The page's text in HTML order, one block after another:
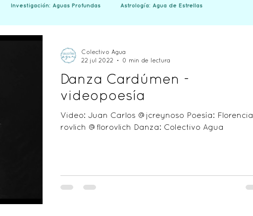
Investigación: Aguas Profundas Astrología: Agua de Estrellas
Danza Cardúmen -
videopoesía
Video: Juan Carlos @jcreynoso Poesía: Florencia
rovlich @florovlich Danza: Colectivo Agua
Colectivo Agua
22 jul 2022
0 min de lectura